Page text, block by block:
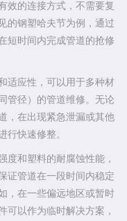
效的连接方式，不需要复
的钢塑哈夫节为例，通过
短时间内完成管道的抢修
适应性，可以用于多种材
管径）的管道维修。无论
，在出现紧急泄漏或其他
行快速修整。
度和塑料的耐腐蚀性能，
证管道在一段时间内稳定
，在一些偏远地区或暂时
可以作为临时解决方案，